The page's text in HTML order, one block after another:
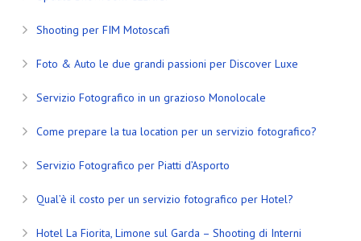
Shooting per FIM Motoscafi
Foto & Auto le due grandi passioni per Discover Luxe
Servizio Fotografico in un grazioso Monolocale
Come prepare la tua location per un servizio fotografico?
Servizio Fotografico per Piatti d’Asporto
Qual’è il costo per un servizio fotografico per Hotel?
Hotel La Fiorita, Limone sul Garda – Shooting di Interni